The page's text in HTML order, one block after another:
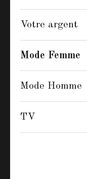
Votre argent
Mode Femme
Mode Homme
TV